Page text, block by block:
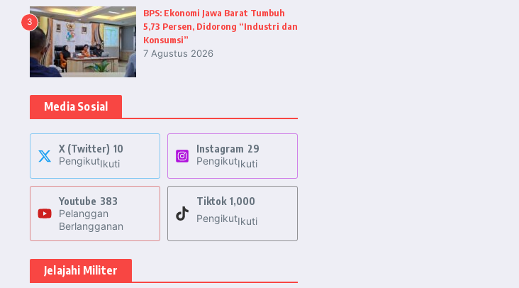
3
BPS: Ekonomi Jawa Barat Tumbuh
5,73 Persen, Didorong “Industri dan
Konsumsi”
7 Agustus 2026
Media Sosial
X (Twitter) 10
PengikutIkuti
Instagram 29
PengikutIkuti
Youtube 383
Pelanggan
Berlangganan
Tiktok 1,000
PengikutIkuti
Jelajahi Militer